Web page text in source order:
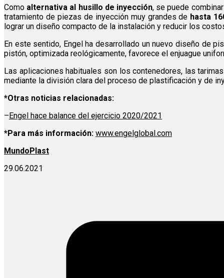
Como alternativa al husillo de inyección, se puede
tratamiento de piezas de inyección muy grandes de hasta
lograr un diseño compacto de la instalación y reducir los
En este sentido, Engel ha desarrollado un nuevo diseño de
pistón, optimizada reológicamente, favorece el enjuague
Las aplicaciones habituales son los contenedores, las
mediante la división clara del proceso de plastificación y de
*Otras noticias relacionadas:
– Engel hace balance del ejercicio 2020/2021
*Para más información: www.engelglobal.com
MundoPlast
29.06.2021